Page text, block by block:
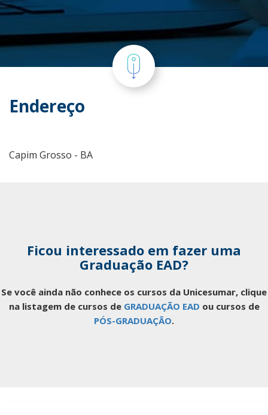
Endereço
Capim Grosso - BA
Ficou interessado em fazer uma
Graduação EAD?
Se você ainda não conhece os cursos da Unicesumar, clique
na listagem de cursos de GRADUAÇÃO EAD ou cursos de
PÓS-GRADUAÇÃO.